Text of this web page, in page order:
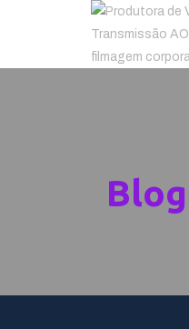
Blog